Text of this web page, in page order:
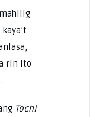
rin ito
Tochi